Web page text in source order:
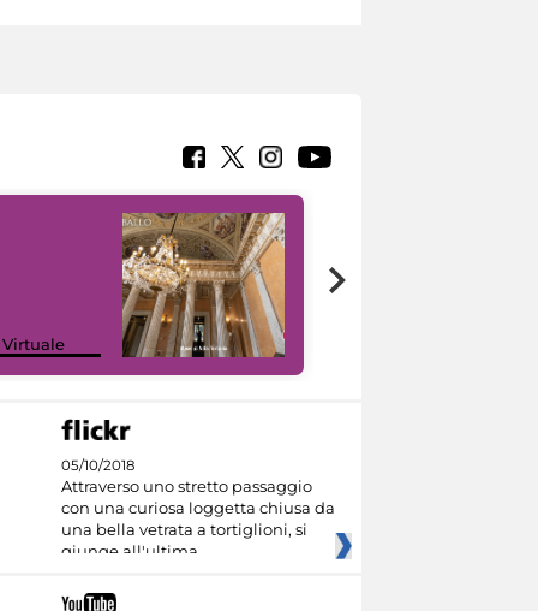
Virtuale
05/10/2018
Attraverso uno stretto passaggio
con una curiosa loggetta chiusa da
una bella vetrata a tortiglioni, si
giunge all'ultima